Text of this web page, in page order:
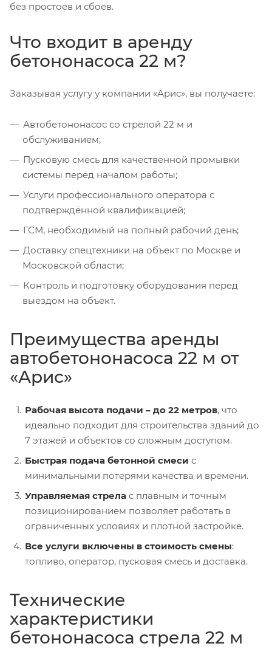
без простоев и сбоев.
Что входит в аренду
бетононасоса 22 м?
Заказывая услугу у компании «Арис», вы получаете:
Автобетононасос со стрелой 22 м и
обслуживанием;
Пусковую смесь для качественной промывки
системы перед началом работы;
Услуги профессионального оператора с
подтверждённой квалификацией;
ГСМ, необходимый на полный рабочий день;
Доставку спецтехники на объект по Москве и
Московской области;
Контроль и подготовку оборудования перед
выездом на объект.
Преимущества аренды
автобетононасоса 22 м от
«Арис»
Рабочая высота подачи – до 22 метров, что
идеально подходит для строительства зданий до
7 этажей и объектов со сложным доступом.
Быстрая подача бетонной смеси с
минимальными потерями качества и времени.
Управляемая стрела с плавным и точным
позиционированием позволяет работать в
ограниченных условиях и плотной застройке.
Все услуги включены в стоимость смены:
топливо, оператор, пусковая смесь и доставка.
Технические
характеристики
бетононасоса стрела 22 м